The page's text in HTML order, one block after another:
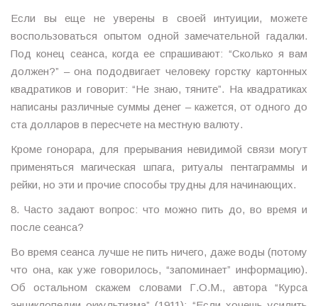
Если вы еще не уверены в своей интуиции, можете
воспользоваться опытом одной замечательной гадалки.
Под конец сеанса, когда ее спрашивают: “Сколько я вам
должен?” – она пододвигает человеку горстку картонных
квадратиков и говорит: “Не знаю, тяните”. На квадратиках
написаны различные суммы денег – кажется, от одного до
ста долларов в пересчете на местную валюту.
Кроме гонорара, для прерывания невидимой связи могут
применяться магическая шпага, ритуалы пентаграммы и
рейки, но эти и прочие способы трудны для начинающих.
8. Часто задают вопрос: что можно пить до, во время и
после сеанса?
Во время сеанса лучше не пить ничего, даже воды (потому
что она, как уже говорилось, “запоминает” информацию).
Об остальном скажем словами Г.О.М., автора “Курса